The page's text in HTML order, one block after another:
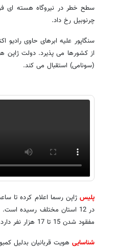
چرنوبیل رخ داد.
سنگاپور علیه ابرهای حاوی
از کشورها می پذیرد. دولت ژاپن
(سونامی) استقبال می کند.
پلیس
مفقود شدن 15 تا 17 هزار نفر دارد.
شناسایی